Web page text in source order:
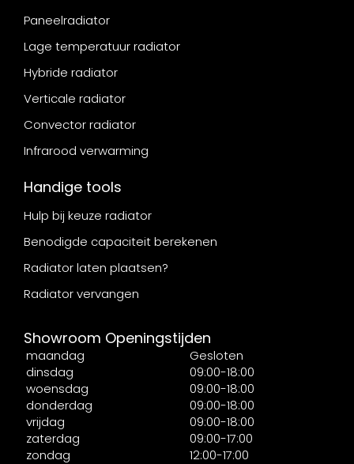
Paneelradiator
Lage temperatuur radiator
Hybride radiator
Verticale radiator
Convector radiator
Infrarood verwarming
Handige tools
Hulp bij keuze radiator
Benodigde capaciteit berekenen
Radiator laten plaatsen?
Radiator vervangen
Showroom Openingstijden
maandag
Gesloten
dinsdag
09:00-18:00
woensdag
09:00-18:00
donderdag
09:00-18:00
vrijdag
09:00-18:00
zaterdag
09:00-17:00
zondag
12:00-17:00